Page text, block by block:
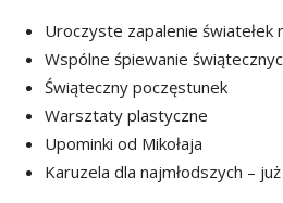
Uroczyste zapalenie światełek
Wspólne śpiewanie
Świąteczny poczęstunek
Warsztaty plastyczne
Upominki od Mikołaja
Karuzela dla najmłodszych –